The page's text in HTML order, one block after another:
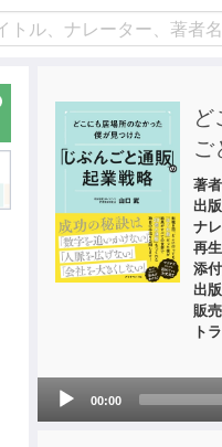
ご
著者
出
ナ
再
添
出
販
ト
Audio
00:00